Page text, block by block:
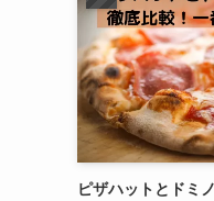
ピザハットとドミ